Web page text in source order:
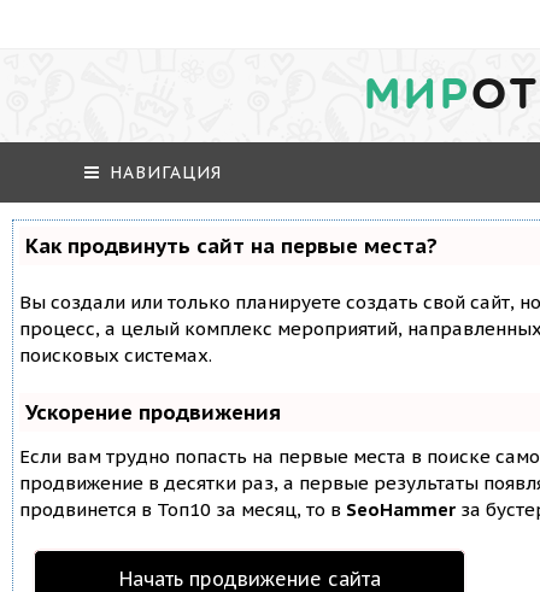
МИР
НАВИГАЦИЯ
Как продвинуть сайт на первые места?
Вы создали или только планируете создать свой сайт,
процесс, а целый комплекс мероприятий,
поисковых системах.
Ускорение продвижения
Если вам трудно попасть на первые места в поиске
продвижение в десятки раз, а первые результаты
продвинется в Топ10 за месяц, то в SeoHammer за
Начать продвижение сайта